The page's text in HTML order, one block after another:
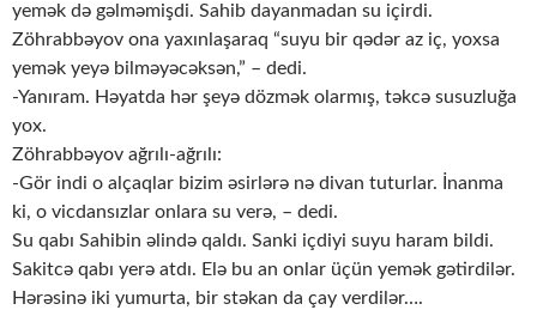
yemək də gəlməmişdi. Sahib dayanmadan su içirdi.
Zöhrabbəyov ona yaxınlaşaraq “suyu bir qədər az iç, yoxsa
yemək yeyə bilməyəcəksən,” – dedi.
-Yanıram. Həyatda hər şeyə dözmək olarmış, təkcə susuzluğa
yox.
Zöhrabbəyov ağrılı-ağrılı:
-Gör indi o alçaqlar bizim əsirlərə nə divan tuturlar. İnanma
ki, o vicdansızlar onlara su verə, – dedi.
Su qabı Sahibin əlində qaldı. Sanki içdiyi suyu haram bildi.
Sakitcə qabı yerə atdı. Elə bu an onlar üçün yemək gətirdilər.
Hərəsinə iki yumurta, bir stəkan da çay verdilər….